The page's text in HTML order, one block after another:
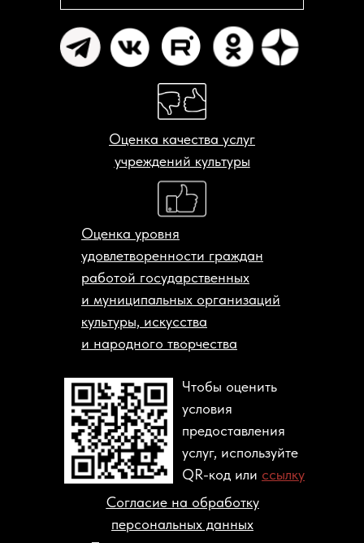
Оценка качества услуг
учреждений культуры
Согласие на обработку
персональных данных
Чтобы оценить
условия
предоставления
услуг, используйте
QR-код или ссылку
Оценка уровня
удовлетворенности граждан
работой государственных
и муниципальных организаций
культуры, искусства
и народного творчества